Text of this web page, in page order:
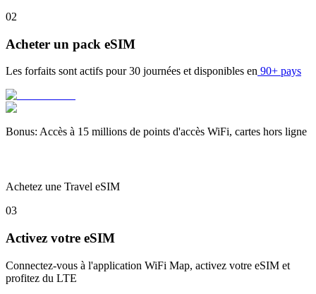
02
Acheter un pack eSIM
Les forfaits sont actifs pour 30 journées et disponibles en 90+ pays
Bonus: Accès à 15 millions de points d'accès WiFi, cartes hors ligne
Achetez une Travel eSIM
03
Activez votre eSIM
Connectez-vous à l'application WiFi Map, activez votre eSIM et
profitez du LTE